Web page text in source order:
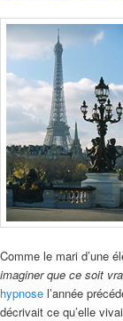
Comme le mari d’une
imaginer que ce soit
hypnose l’année
décrivait ce qu’elle